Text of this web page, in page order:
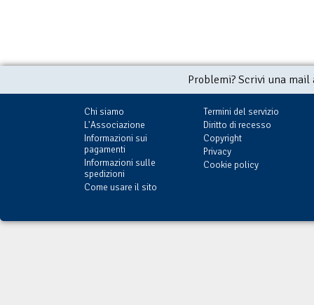
Problemi? Scrivi una
Chi siamo
L'Associazione
Informazioni sui
pagamenti
Informazioni sulle
spedizioni
Come usare il sito
Termini del servizio
Diritto di recesso
Copyright
Privacy
Cookie policy